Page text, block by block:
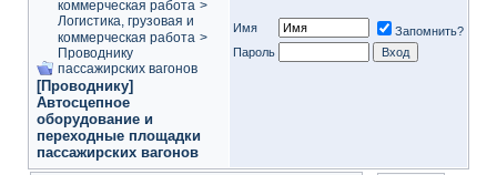
коммерческая работа >
Логистика, грузовая и
коммерческая работа >
Проводнику
пассажирских вагонов
[Проводнику]
Автосцепное
оборудование и
переходные площадки
пассажирских вагонов
Имя
Запомнить?
Пароль